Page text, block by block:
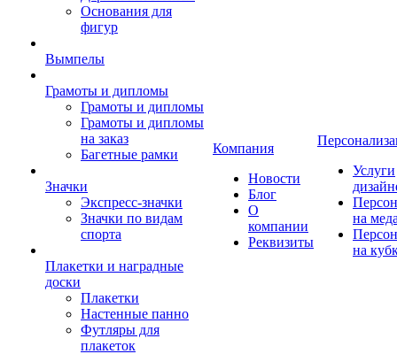
Основания для
фигур
Вымпелы
Грамоты и дипломы
Грамоты и дипломы
Грамоты и дипломы
на заказ
Багетные рамки
Значки
Экспресс-значки
Значки по видам
спорта
Плакетки и наградные
доски
Плакетки
Настенные панно
Футляры для
плакеток
Компания
Новости
Блог
О
компании
Реквизиты
Услуги
на
на